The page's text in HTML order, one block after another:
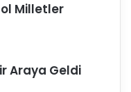
Milletler
Araya Geldi